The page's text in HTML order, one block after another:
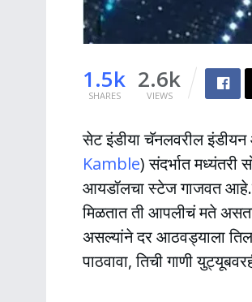
1.5k
SHARES
2.6k
VIEWS
सेट इंडीया चॅनलवरील
Kamble) संदर्भात मध्यंतरी
आयडॉलचा स्टेज गाजवत आहे.ती
मिळतात ती आपलीचं मते
असल्यांने दर आठवड्याला
पाठवावा, तिची गाणी